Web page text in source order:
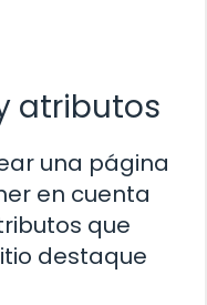
atributos
una página
en cuenta
que
destaque